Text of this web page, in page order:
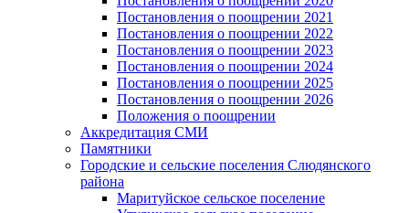
Постановления о поощрении 2021
Постановления о поощрении 2022
Постановления о поощрении 2023
Постановления о поощрении 2024
Постановления о поощрении 2025
Постановления о поощрении 2026
Положения о поощрении
Аккредитация СМИ
Памятники
Городские и сельские поселения Слюдянского
района
Маритуйское сельское поселение